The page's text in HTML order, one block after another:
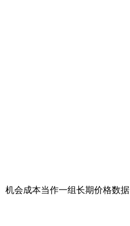
机会成本当作一组长期价格数据